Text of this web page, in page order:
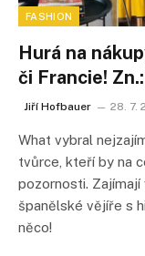
FASHION
Hurá na
či Francie!
Jiří Hofbauer 28. 7.
What vybral
tvůrce, kteří by na
pozornosti. Zajímají
španělské vějíře s
něco!